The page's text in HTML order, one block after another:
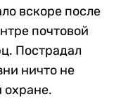
вскоре после
почтовой
Пострадал
ничто не
охране.